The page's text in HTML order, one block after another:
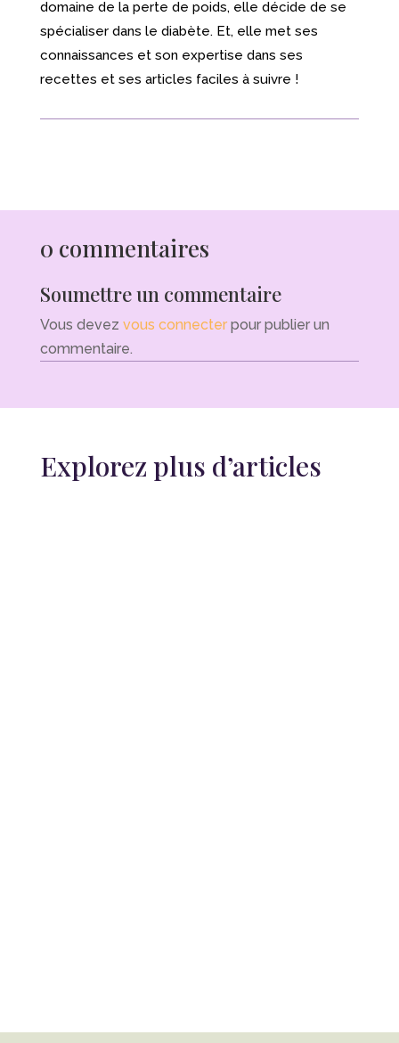
domaine de la perte de poids, elle décide de se
spécialiser dans le diabète. Et, elle met ses
connaissances et son expertise dans ses
recettes et ses articles faciles à suivre !
0 commentaires
Soumettre un commentaire
Vous devez vous connecterpour publier un
commentaire.
Explorez plus d’articles